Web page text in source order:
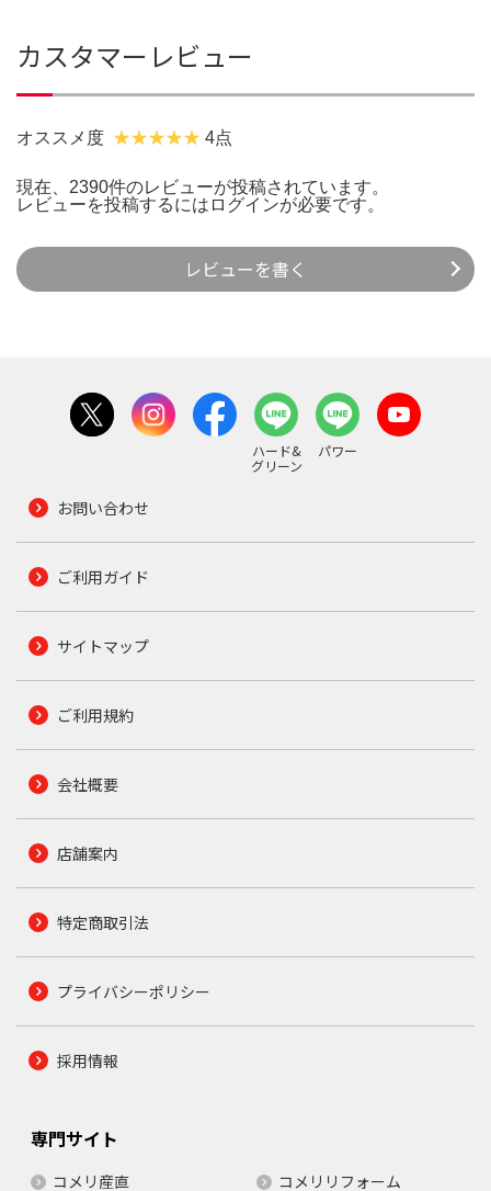
カスタマーレビュー
オススメ度 4点
現在、2390件のレビューが投稿されています。
レビューを投稿するには ログインが必要です。
レビューを書く
ハード&
グリーン
パワー
お問い合わせ
ご利用ガイド
サイトマップ
ご利用規約
会社概要
店舗案内
特定商取引法
プライバシーポリシー
採用情報
専門サイト
コメリ産直 コメリリフォーム